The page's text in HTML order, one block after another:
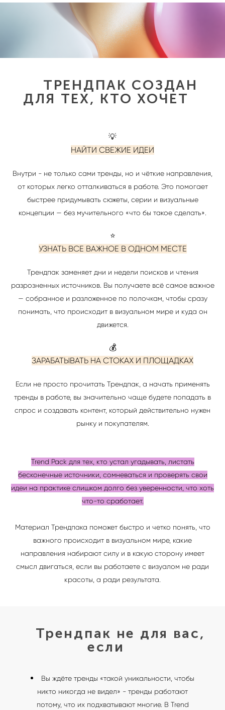
ТРЕНДПАК СОЗДАН
ДЛЯ ТЕХ, КТО ХОЧЕТ
💡
НАЙТИ СВЕЖИЕ ИДЕИ
Внутри - не только сами тренды, но и чёткие направления,
от которых легко отталкиваться в работе. Это помогает
быстрее придумывать сюжеты, серии и визуальные
концепции — без мучительного «что бы такое сделать».
⭐️
УЗНАТЬ ВСЕ ВАЖНОЕ В ОДНОМ МЕСТЕ
Трендпак заменяет дни и недели поисков и чтения
разрозненных источников. Вы получаете всё самое важное
— собранное и разложенное по полочкам, чтобы сразу
понимать, что происходит в визуальном мире и куда он
движется.
💰
ЗАРАБАТЫВАТЬ НА СТОКАХ И ПЛОЩАДКАХ
Если не просто прочитать Трендпак, а начать применять
тренды в работе, вы значительно чаще будете попадать в
спрос и создавать контент, который действительно нужен
рынку и покупателям.
Trend Pack для тех, кто устал угадывать, листать
бесконечные источники, сомневаться и проверять свои
идеи на практике слишком долго без уверенности, что хоть
что-то сработает.
Материал Трендпака поможет быстро и четко понять, что
важного происходит в визуальном мире, какие
направления набирают силу и в какую сторону имеет
смысл двигаться, если вы работаете с визуалом не ради
красоты, а ради результата.
Трендпак не для вас,
если
Вы ждёте тренды «такой уникальности, чтобы
никто никогда не видел» - тренды работают
потому, что их подхватывают многие. В Trend